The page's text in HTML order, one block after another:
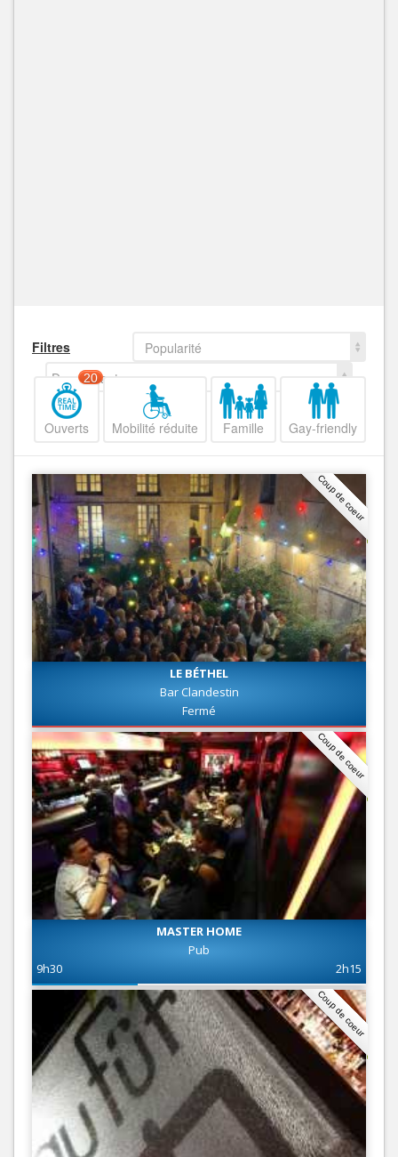
Filtres
Popularité
Decroissant
Ouverts
20
Mobilité réduite Famille Gay-friendly
Coup de coeur
LE BÉTHEL
Bar Clandestin
Fermé
Coup de coeur
MASTER HOME
Pub
9h30
2h15
Coup de coeur